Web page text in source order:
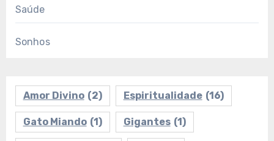
Saúde
Sonhos
Amor Divino (2) Espiritualidade (16)
Gato Miando (1) Gigantes (1)